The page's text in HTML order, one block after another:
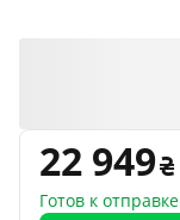
22 949
Готов к отправке